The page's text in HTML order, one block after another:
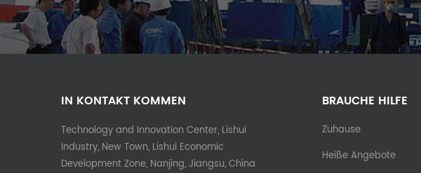
IN KONTAKT KOMMEN
Technology and Innovation Center, Lishui
Industry, New Town, Lishui Economic
Development Zone, Nanjing, Jiangsu, China
BRAUCHE HILFE
Zuhause
Heiße Angebote